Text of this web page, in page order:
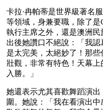
卡拉·冉帕蒂是世界級著名
等領域，身兼要職，除了是
執行主席之外，還是澳洲
出後她讚口不絕說：「我
是太完美，太絕妙了！那
壯觀，非常有特色！天幕
入勝。」
她還表示尤其喜歡舞蹈演
圍。她說：「我在看演出